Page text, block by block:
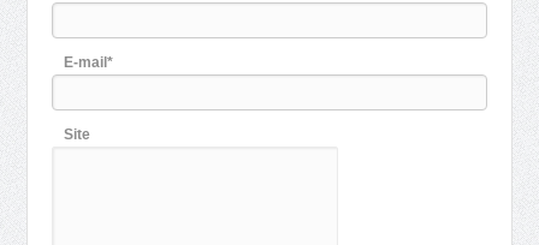
E-mail*
Site